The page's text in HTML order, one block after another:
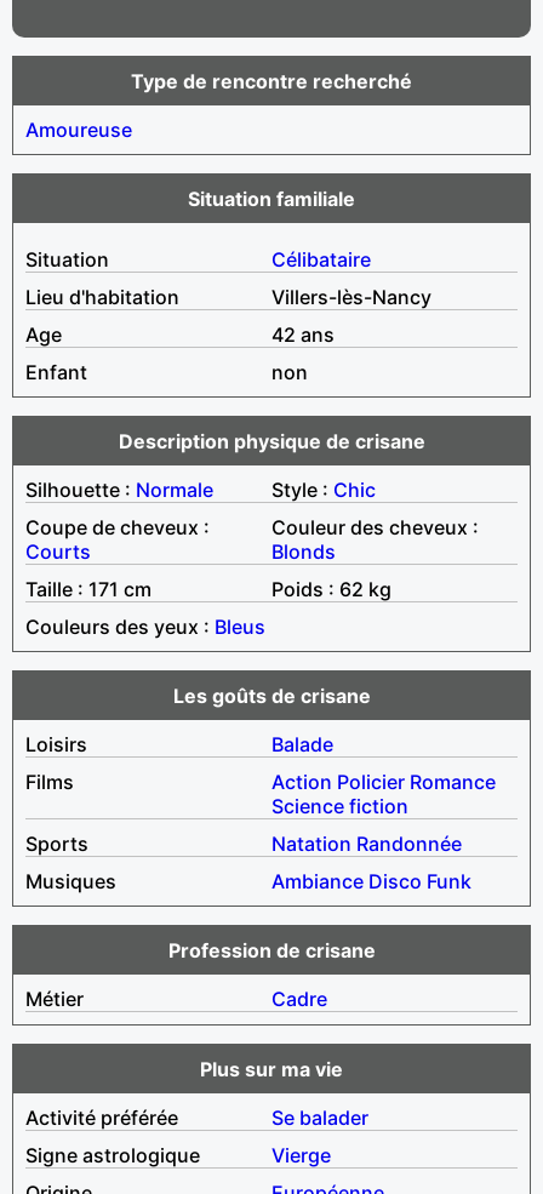
Type de rencontre recherché
Amoureuse
Situation familiale
Situation
Célibataire
Lieu d'habitation
Villers-lès-Nancy
Age
42 ans
Enfant
non
Description physique de crisane
Silhouette : Normale Style : Chic
Coupe de cheveux :
Courts
Couleur des cheveux :
Blonds
Taille : 171 cm
Poids : 62 kg
Couleurs des yeux : Bleus
Les goûts de crisane
Loisirs
Balade
Films
Action Policier Romance
Science fiction
Sports
Natation Randonnée
Musiques
Ambiance Disco Funk
Profession de crisane
Métier
Cadre
Plus sur ma vie
Activité préférée
Se balader
Signe astrologique
Vierge